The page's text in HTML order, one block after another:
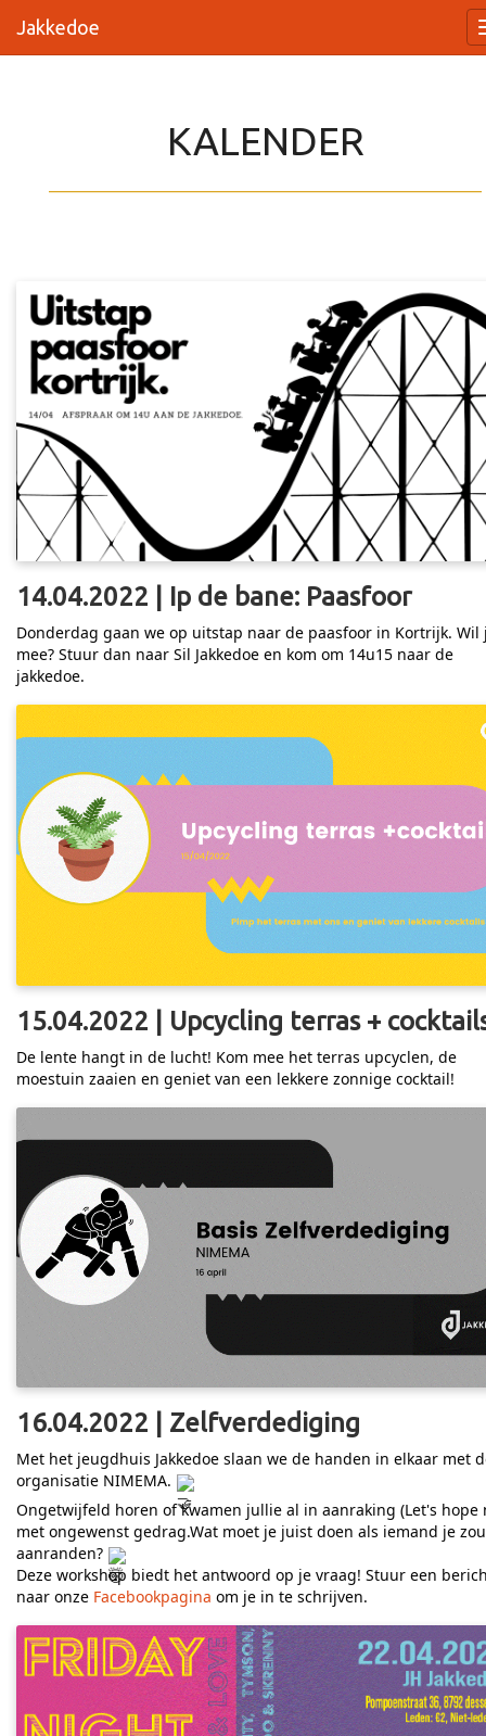
Jakkedoe
KALENDER
14.04.2022 | Ip de bane: Paasfoor
Donderdag gaan we op uitstap naar de paasfoor in Kortrijk. Wil
mee? Stuur dan naar Sil Jakkedoe en kom om 14u15 naar de
jakkedoe.
15.04.2022 | Upcycling terras +
De lente hangt in de lucht! Kom mee het terras upcyclen, de
moestuin zaaien en geniet van een lekkere zonnige cocktail!
16.04.2022 | Zelfverdediging
Met het jeugdhuis Jakkedoe slaan we de handen in elkaar met
organisatie NIMEMA.
Ongetwijfeld horen of kwamen jullie al in aanraking (Let's hope
met ongewenst gedrag.Wat moet je juist doen als iemand je zou
aanranden?
Deze workshop biedt het antwoord op je vraag! Stuur een
naar onze Facebookpagina om je in te schrijven.